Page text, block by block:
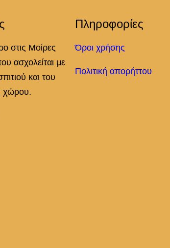
στις Μοίρες
ασχολείται με
και του
χώρου.
Πληροφορίες
Όροι χρήσης
Πολιτική απορήττου